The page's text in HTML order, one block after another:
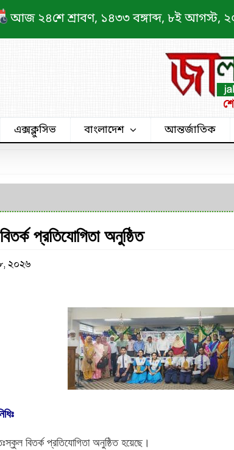
আজ ২৪শে শ্রাবণ, ১৪৩৩ বঙ্গাব্দ, ৮ই আগস্ট,
এক্সক্লুসিভ বাংলাদেশ আন্তর্জাতিক
প্রতিযোগিতা অনুষ্ঠিত
২০২৬
বিতর্ক প্রতিযোগিতা অনুষ্ঠিত হয়েছে।